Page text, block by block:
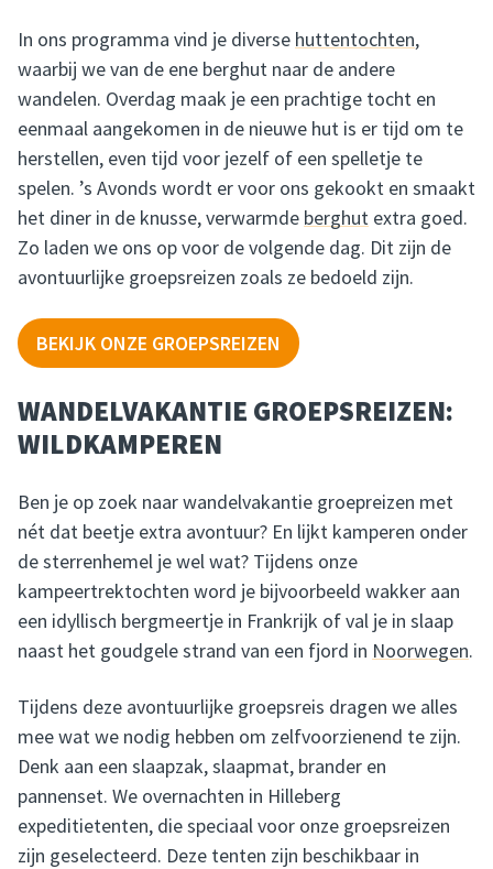
In ons programma vind je diverse huttentochten,
waarbij we van de ene berghut naar de andere
wandelen. Overdag maak je een prachtige tocht en
eenmaal aangekomen in de nieuwe hut is er tijd om te
herstellen, even tijd voor jezelf of een spelletje te
spelen. ’s Avonds wordt er voor ons gekookt en smaakt
het diner in de knusse, verwarmde berghut extra goed.
Zo laden we ons op voor de volgende dag. Dit zijn de
avontuurlijke groepsreizen zoals ze bedoeld zijn.
BEKIJK ONZE GROEPSREIZEN
WANDELVAKANTIE GROEPSREIZEN:
WILDKAMPEREN
Ben je op zoek naar wandelvakantie groepreizen met
nét dat beetje extra avontuur? En lijkt kamperen onder
de sterrenhemel je wel wat? Tijdens onze
kampeertrektochten word je bijvoorbeeld wakker aan
een idyllisch bergmeertje in Frankrijk of val je in slaap
naast het goudgele strand van een fjord in Noorwegen.
Tijdens deze avontuurlijke groepsreis dragen we alles
mee wat we nodig hebben om zelfvoorzienend te zijn.
Denk aan een slaapzak, slaapmat, brander en
pannenset. We overnachten in Hilleberg
expeditietenten, die speciaal voor onze groepsreizen
zijn geselecteerd. Deze tenten zijn beschikbaar in